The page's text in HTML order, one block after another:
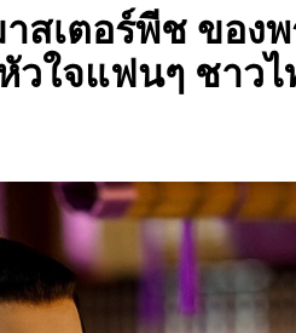
เตอร์พีช ของพ
ใจแฟนๆ ชาว